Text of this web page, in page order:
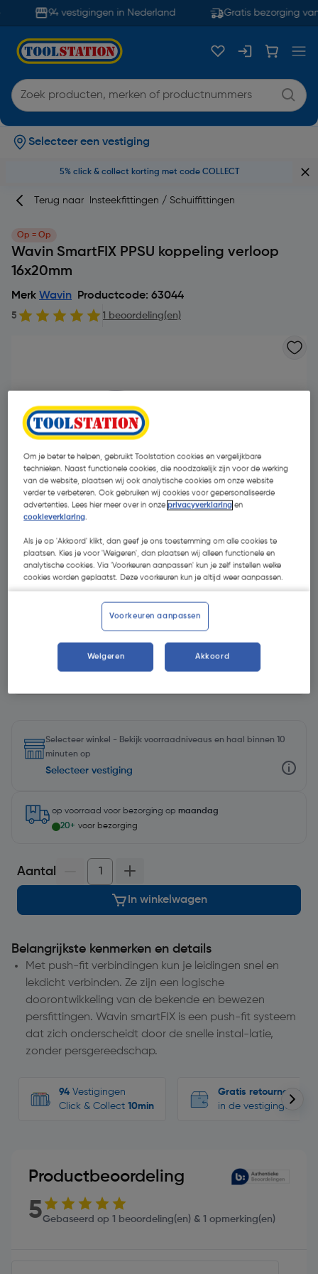
94 vestigingen in Nederland Gratis bezorging
Selecteer een vestiging
5% click & collect korting met code COLLECT
Terug naar Insteekfittingen / Schuiffittingen
Op = Op
Wavin SmartFIX PPSU koppeling verloop
16x20mm
Merk Wavin Productcode: 63044
5 1 beoordeling(en)
- 10 %
€ 3,19
| Excl. btw € 2,37
Kies productvariant(5)
Selecteer winkel - Bekijk voorraadniveaus en haal binnen 10
minuten op
Selecteer vestiging
op voorraad voor bezorging op maandag
20+ voor bezorging
Aantal
In winkelwagen
Belangrijkste kenmerken en details
Met push-fit verbindingen kun je leidingen snel en
lekdicht verbinden. Ze zijn een logische
doorontwikkeling van de bekende en bewezen
persfittingen. Wavin smartFIX is een push-fit systeem
dat zich onderscheidt door de snelle instal-latie,
zonder persgereedschap.
94 Vestigingen
Click & Collect 10min
Gratis retourneren
in de vestigingen
Productbeoordeling
5Gebaseerd op 1 beoordeling(en) & 1 opmerking(en)
Om je beter te helpen, gebruikt Toolstation cookies en vergelijkbare
technieken. Naast functionele cookies, die noodzakelijk zijn voor de werking
van de website, plaatsen wij ook analytische cookies om onze website
verder te verbeteren. Ook gebruiken wij cookies voor gepersonaliseerde
advertenties. Lees hier meer over in onzeprivacyverklaring en
cookieverklaring.
Als je op 'Akkoord' klikt, dan geef je ons toestemming om alle cookies te
plaatsen. Kies je voor 'Weigeren', dan plaatsen wij alleen functionele en
analytische cookies. Via 'Voorkeuren aanpassen' kun je zelf instellen welke
cookies worden geplaatst. Deze voorkeuren kun je altijd weer aanpassen.
Voorkeuren aanpassen
Weigeren Akkoord